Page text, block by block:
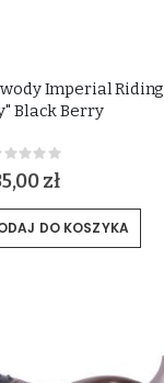
Imperial Riding
Black Berry
Rating:
zł
DO KOSZYKA